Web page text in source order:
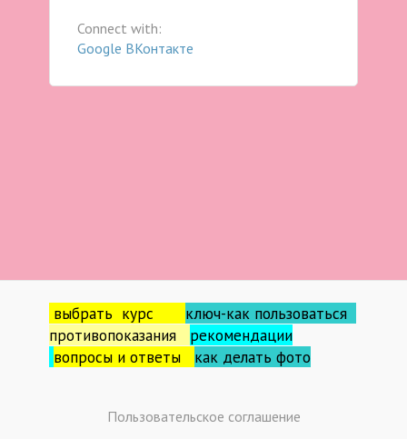
Connect with:
Google ВКонтакте
выбрать курс ключ-как пользоваться
противопоказания рекомендации
вопросы и ответы как делать фото
Пользовательское соглашение